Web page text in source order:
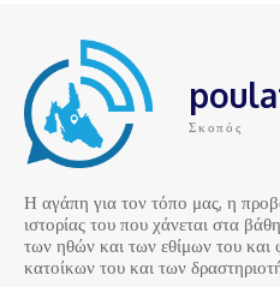
Σκοπός
Η αγάπη για τον τόπο μας, η
ιστορίας του που χάνεται στα
των ηθών και των εθίμων του και
κατοίκων του και των